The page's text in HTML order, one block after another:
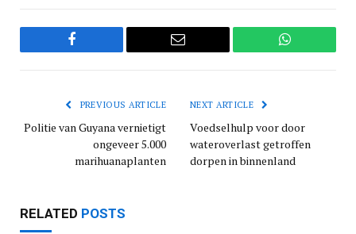
Facebook Email WhatsApp
PREVIOUS ARTICLE
Politie van Guyana vernietigt
ongeveer 5.000
marihuanaplanten
NEXT ARTICLE
Voedselhulp voor door
wateroverlast getroffen
dorpen in binnenland
RELATED POSTS